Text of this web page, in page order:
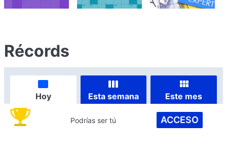
Récords
Hoy Esta semana Este mes
Podrías ser tú ACCESO